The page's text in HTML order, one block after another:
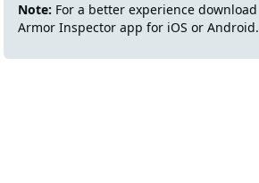
Note: For a better experience download
Armor Inspector app for iOS or Android.